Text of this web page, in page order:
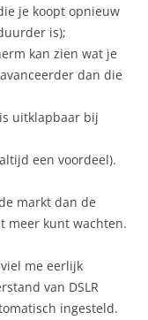
je koopt opnieuw
is);
kan zien wat je
dan die
uitklapbaar bij
een voordeel).
markt dan de
meer kunt wachten.
me eerlijk
van DSLR
ingesteld.